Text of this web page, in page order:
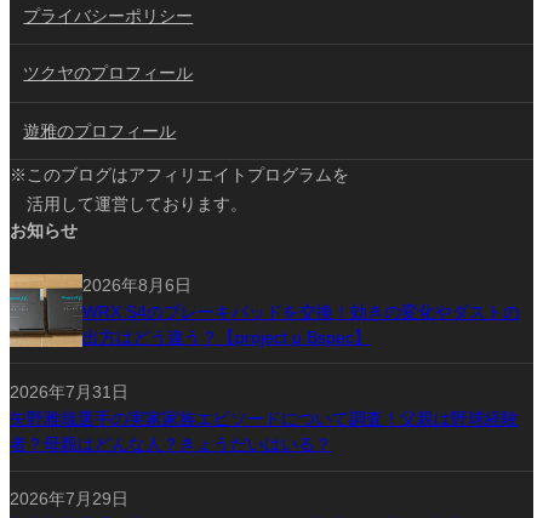
プライバシーポリシー
ツクヤのプロフィール
遊雅のプロフィール
※このブログはアフィリエイトプログラムを
活用して運営しております。
お知らせ
2026年8月6日
WRX S4のブレーキパッドを交換！効きの変化やダストの
出方はどう違う？【project μ Bspec】
2026年7月31日
矢野雅哉選手の実家家族エピソードについて調査！父親は野球経験
者？母親はどんな人？きょうだいはいる？
2026年7月29日